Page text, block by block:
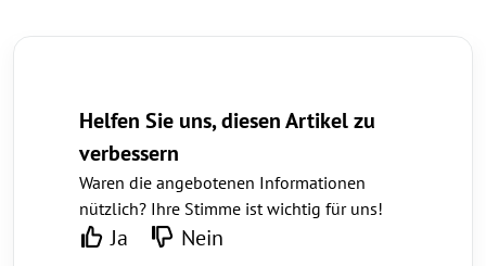
Helfen Sie uns, diesen Artikel zu
verbessern
Waren die angebotenen Informationen
nützlich? Ihre Stimme ist wichtig für uns!
Ja Nein